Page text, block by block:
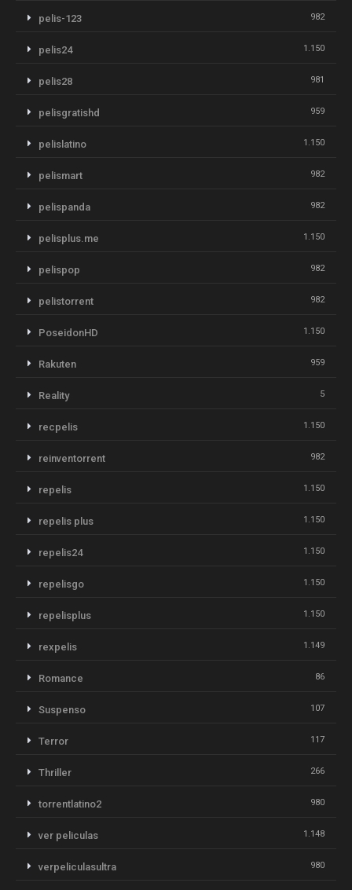
pelis-123 982
pelis24 1.150
pelis28 981
pelisgratishd 959
pelislatino 1.150
pelismart 982
pelispanda 982
pelisplus.me 1.150
pelispop 982
pelistorrent 982
PoseidonHD 1.150
Rakuten 959
Reality 5
recpelis 1.150
reinventorrent 982
repelis 1.150
repelis plus 1.150
repelis24 1.150
repelisgo 1.150
repelisplus 1.150
rexpelis 1.149
Romance 86
Suspenso 107
Terror 117
Thriller 266
torrentlatino2 980
ver peliculas 1.148
verpeliculasultra 980